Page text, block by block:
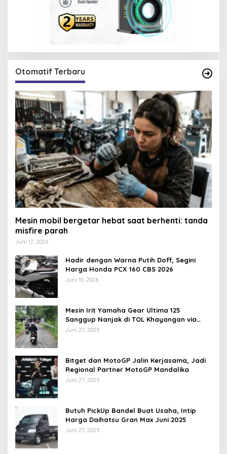
Otomatif Terbaru
Mesin mobil bergetar hebat saat berhenti: tanda
misfire parah
Juni 17, 2026
Hadir dengan Warna Putih Doff, Segini
Harga Honda PCX 160 CBS 2026
Juni 10, 2026
Mesin Irit Yamaha Gear Ultima 125
Sanggup Nanjak di TOL Khayangan via
Krakalan?
Juni 27, 2025
Bitget dan MotoGP Jalin Kerjasama, Jadi
Regional Partner MotoGP Mandalika
Juni 27, 2025
Butuh PickUp Bandel Buat Usaha, Intip
Harga Daihatsu Gran Max Juni 2025
Juni 27, 2025